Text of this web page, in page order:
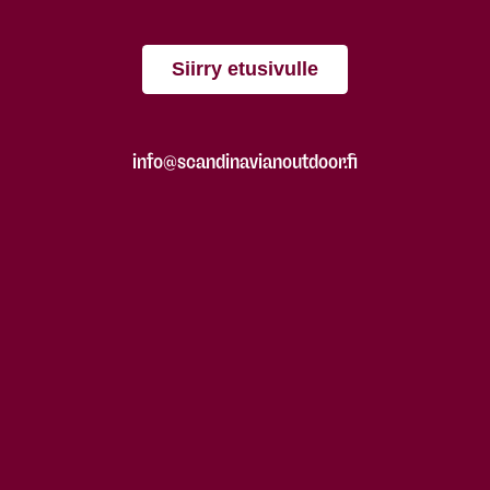
Siirry etusivulle
info@scandinavianoutdoor.fi